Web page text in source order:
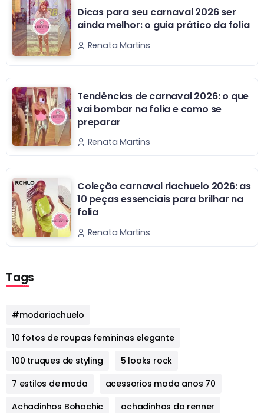
Dicas para seu carnaval 2026 ser
ainda melhor: o guia prático da folia
Renata Martins
Tendências de carnaval 2026: o que
vai bombar na folia e como se
preparar
Renata Martins
Coleção carnaval riachuelo 2026: as
10 peças essenciais para brilhar na
folia
Renata Martins
Tags
#modariachuelo
10 fotos de roupas femininas elegante
100 truques de styling
5 looks rock
7 estilos de moda
acessorios moda anos 70
Achadinhos Bohochic
achadinhos da renner